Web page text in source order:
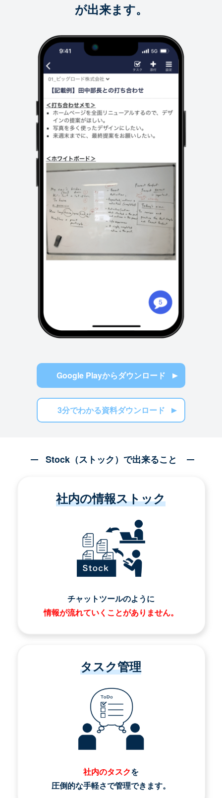
が出来ます。
Google Playからダウンロード
3分でわかる資料ダウンロード
Stock（ストック）で出来ること
社内の情報ストック
チャットツールのように
情報が流れていくことがありません。
タスク管理
社内のタスクを
圧倒的な手軽さで管理できます。